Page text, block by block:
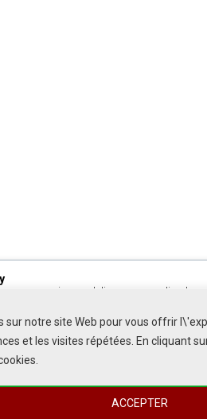
sur notre site Web pour vous offrir
et les visites répétées. En cliquant
ACCEPTER
your experience, deliver personalized
cookies.
Reject All